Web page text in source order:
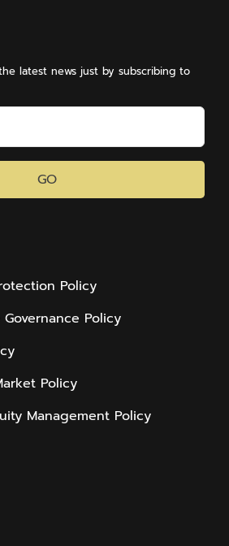
latest news just by subscribing to
GO
Policy
Policy
Policy
Management Policy